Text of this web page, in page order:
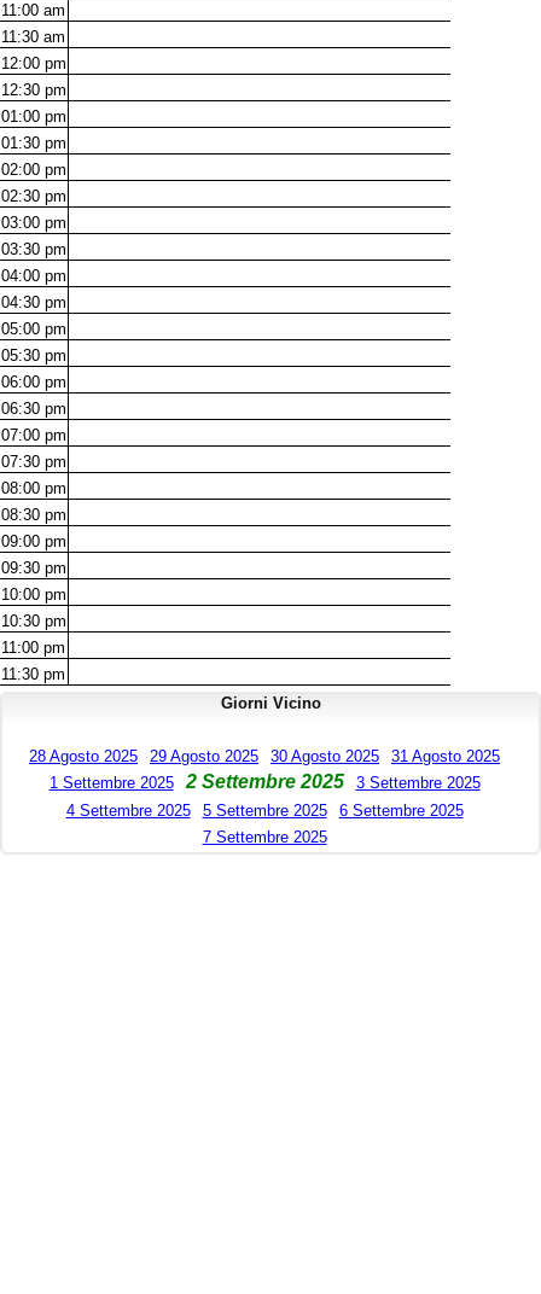
11:00 am
11:30 am
12:00 pm
12:30 pm
01:00 pm
01:30 pm
02:00 pm
02:30 pm
03:00 pm
03:30 pm
04:00 pm
04:30 pm
05:00 pm
05:30 pm
06:00 pm
06:30 pm
07:00 pm
07:30 pm
08:00 pm
08:30 pm
09:00 pm
09:30 pm
10:00 pm
10:30 pm
11:00 pm
11:30 pm
Giorni Vicino
28 Agosto 2025 29 Agosto 2025 30 Agosto 2025
31 Agosto 2025
1 Settembre 2025
2 Settembre 2025
3 Settembre 2025
4 Settembre 2025
5 Settembre 2025
6 Settembre 2025
7 Settembre 2025